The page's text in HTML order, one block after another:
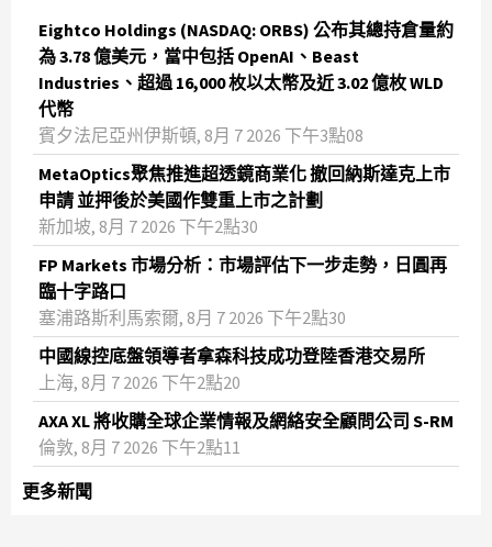
Eightco Holdings (NASDAQ: ORBS) 公布其總持倉量約
為 3.78 億美元，當中包括 OpenAI、Beast
Industries、超過 16,000 枚以太幣及近 3.02 億枚 WLD
代幣
賓夕法尼亞州伊斯頓, 8月 7 2026 下午3點08
MetaOptics聚焦推進超透鏡商業化 撤回納斯達克上市
申請 並押後於美國作雙重上市之計劃
新加坡, 8月 7 2026 下午2點30
FP Markets 市場分析：市場評估下一步走勢，日圓再
臨十字路口
塞浦路斯利馬索爾, 8月 7 2026 下午2點30
中國線控底盤領導者拿森科技成功登陸香港交易所
上海, 8月 7 2026 下午2點20
AXA XL 將收購全球企業情報及網絡安全顧問公司 S-RM
倫敦, 8月 7 2026 下午2點11
更多新聞